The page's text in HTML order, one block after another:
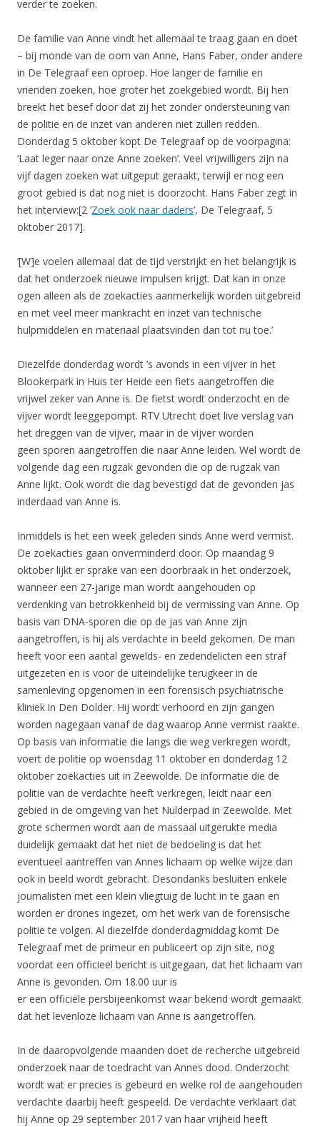
verder te zoeken.
De familie van Anne vindt het allemaal te traag gaan en doet
– bij monde van de oom van Anne, Hans Faber, onder andere
in De Telegraaf een oproep. Hoe langer de familie en
vrienden zoeken, hoe groter het zoekgebied wordt. Bij hen
breekt het besef door dat zij het zonder ondersteuning van
de politie en de inzet van anderen niet zullen redden.
Donderdag 5 oktober kopt De Telegraaf op de voorpagina:
‘Laat leger naar onze Anne zoeken’. Veel vrijwilligers zijn na
vijf dagen zoeken wat uitgeput geraakt, terwijl er nog een
groot gebied is dat nog niet is doorzocht. Hans Faber zegt in
het interview:[2 ‘Zoek ook naar daders’, De Telegraaf, 5
oktober 2017].
‘[W]e voelen allemaal dat de tijd verstrijkt en het belangrijk is
dat het onderzoek nieuwe impulsen krijgt. Dat kan in onze
ogen alleen als de zoekacties aanmerkelijk worden uitgebreid
en met veel meer mankracht en inzet van technische
hulpmiddelen en materiaal plaatsvinden dan tot nu toe.’
Diezelfde donderdag wordt ’s avonds in een vijver in het
Blookerpark in Huis ter Heide een fiets aangetroffen die
vrijwel zeker van Anne is. De fietst wordt onderzocht en de
vijver wordt leeggepompt. RTV Utrecht doet live verslag van
het dreggen van de vijver, maar in de vijver worden
geen sporen aangetroffen die naar Anne leiden. Wel wordt de
volgende dag een rugzak gevonden die op de rugzak van
Anne lijkt. Ook wordt die dag bevestigd dat de gevonden jas
inderdaad van Anne is.
Inmiddels is het een week geleden sinds Anne werd vermist.
De zoekacties gaan onverminderd door. Op maandag 9
oktober lijkt er sprake van een doorbraak in het onderzoek,
wanneer een 27-jarige man wordt aangehouden op
verdenking van betrokkenheid bij de vermissing van Anne. Op
basis van DNA-sporen die op de jas van Anne zijn
aangetroffen, is hij als verdachte in beeld gekomen. De man
heeft voor een aantal gewelds- en zedendelicten een straf
uitgezeten en is voor de uiteindelijke terugkeer in de
samenleving opgenomen in een forensisch psychiatrische
kliniek in Den Dolder. Hij wordt verhoord en zijn gangen
worden nagegaan vanaf de dag waarop Anne vermist raakte.
Op basis van informatie die langs die weg verkregen wordt,
voert de politie op woensdag 11 oktober en donderdag 12
oktober zoekacties uit in Zeewolde. De informatie die de
politie van de verdachte heeft verkregen, leidt naar een
gebied in de omgeving van het Nulderpad in Zeewolde. Met
grote schermen wordt aan de massaal uitgerukte media
duidelijk gemaakt dat het niet de bedoeling is dat het
eventueel aantreffen van Annes lichaam op welke wijze dan
ook in beeld wordt gebracht. Desondanks besluiten enkele
journalisten met een klein vliegtuig de lucht in te gaan en
worden er drones ingezet, om het werk van de forensische
politie te volgen. Al diezelfde donderdagmiddag komt De
Telegraaf met de primeur en publiceert op zijn site, nog
voordat een officieel bericht is uitgegaan, dat het lichaam van
Anne is gevonden. Om 18.00 uur is
er een officiële persbijeenkomst waar bekend wordt gemaakt
dat het levenloze lichaam van Anne is aangetroffen.
In de daaropvolgende maanden doet de recherche uitgebreid
onderzoek naar de toedracht van Annes dood. Onderzocht
wordt wat er precies is gebeurd en welke rol de aangehouden
verdachte daarbij heeft gespeeld. De verdachte verklaart dat
hij Anne op 29 september 2017 van haar vrijheid heeft